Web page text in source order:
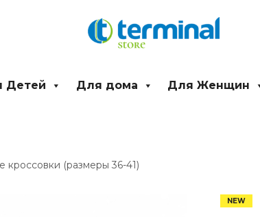
Детей Для дома Для Женщин
кроссовки (размеры 36-41)
товара
Женские